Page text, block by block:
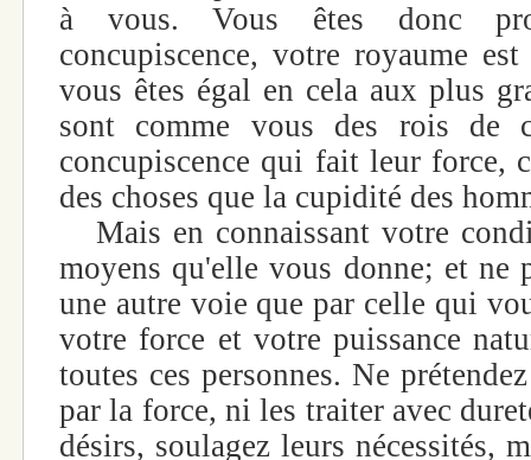
à vous. Vous êtes donc
concupiscence, votre royaume
vous êtes égal en cela aux plus
sont comme vous des rois de
concupiscence qui fait leur force,
des choses que la cupidité des
Mais en connaissant votre
moyens qu'elle vous donne; et ne
une autre voie que par celle qui
votre force et votre puissance
toutes ces personnes. Ne
par la force, ni les traiter avec
désirs, soulagez leurs nécessités,